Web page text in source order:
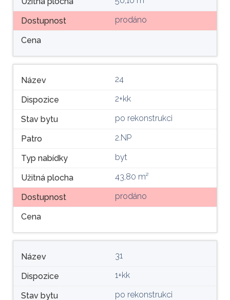
Dostupnost prodáno
Cena
Název 24
Dispozice 2+kk
Stav bytu po rekonstrukci
Patro 2.NP
Typ nabídky byt
Užitná plocha 43,80 m²
Dostupnost prodáno
Cena
Název 31
Dispozice 1+kk
Stav bytu po rekonstrukci